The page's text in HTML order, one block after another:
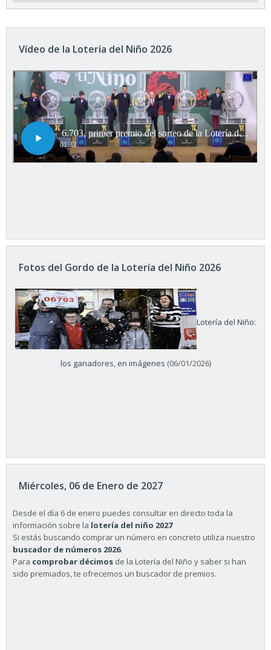
Vídeo de la Lotería del Niño 2026
Fotos del Gordo de la Lotería del Niño 2026
Lotería del Niño:
los ganadores, en imágenes (06/01/2026)
Miércoles, 06 de Enero de 2027
Desde el día 6 de enero puedes consultar en directo toda la
información sobre la lotería del niño 2027
Si estás buscando comprar un número en concreto utiliza nuestro
buscador de números 2026.
Para comprobar décimos de la Lotería del Niño y saber si han
sido premiados, te ofrecemos un buscador de premios.